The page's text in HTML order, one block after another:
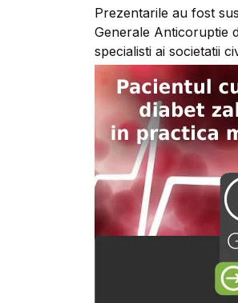
Prezentarile au fost
Generale Anticoruptie
specialisti ai societatii